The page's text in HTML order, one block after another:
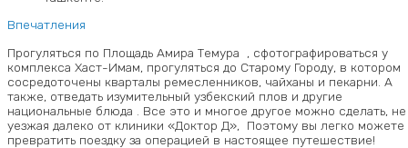
Впечатления
Прогуляться по Площадь Амира Темура
, сфотографироваться у
комплекса Хаст-Имам, прогуляться до Старому Городу, в котором
сосредоточены кварталы ремесленников, чайханы и пекарни. А
также, отведать изумительный узбекский плов и другие
национальные блюда . Все это и многое другое можно сделать, не
уезжая далеко от клиники «Доктор Д», Поэтому вы легко можете
превратить поездку за операцией в настоящее путешествие!